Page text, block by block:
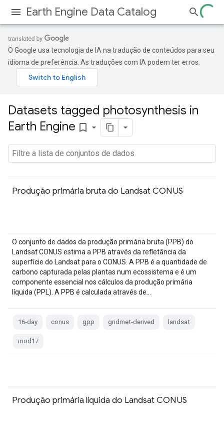
Earth Engine Data Catalog
O Google usa tecnologia de IA na tradução de conteúdos para seu
idioma de preferência. As traduções com IA podem ter erros.
Datasets tagged photosynthesis in
Earth Engine bookmark_border
Produção primária bruta do Landsat CONUS
O conjunto de dados da produção primária bruta (PPB) do
Landsat CONUS estima a PPB através da refletância da
superfície do Landsat para o CONUS. A PPB é a quantidade de
carbono capturada pelas plantas num ecossistema e é um
componente essencial nos cálculos da produção primária
líquida (PPL). A PPB é calculada através de…
16-day conus gpp gridmet-derived landsat
mod17
Produção primária líquida do Landsat CONUS